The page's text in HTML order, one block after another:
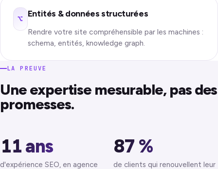
⌥ Entités & données structurées
Rendre votre site compréhensible par les machines :
schema, entités, knowledge graph.
LA PREUVE
Une expertise mesurable, pas des
promesses.
11 ans
d'expérience SEO, en agence
87 %
de clients qui renouvellent leur